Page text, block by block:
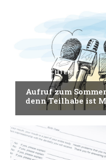
NACHRICHTEN
Aufruf zum
denn Teilhabe ist